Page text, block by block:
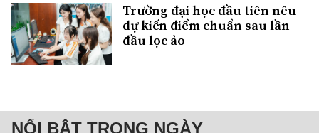
Trường đại học đầu tiên nêu
dự kiến điểm chuẩn sau lần
đầu lọc ảo
NỔI BẬT TRONG NGÀY